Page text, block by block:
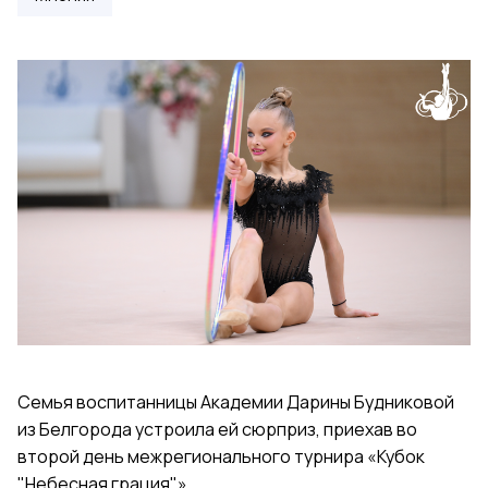
Семья воспитанницы Академии Дарины Будниковой
из Белгорода устроила ей сюрприз, приехав во
второй день межрегионального турнира «Кубок